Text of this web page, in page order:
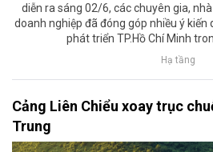
diễn ra sáng 02/6, các chuyên gia,
doanh nghiệp đã đóng góp nhiều ý
phát triển TP.Hồ Chí Minh
Hạ tầng
Cảng Liên Chiểu xoay trục
Trung